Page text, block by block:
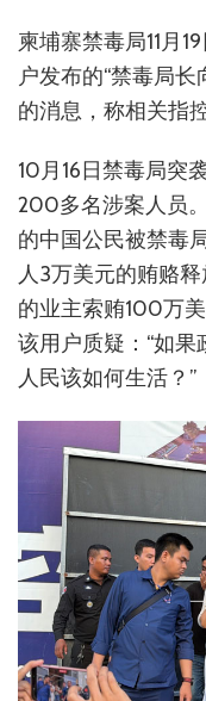
柬埔寨禁毒局11月
户发布的“禁毒局
的消息，称相关指
10月16日禁毒局突
200多名涉案人员
的中国公民被禁毒
人3万美元的贿赂
的业主索贿100万
该用户质疑：“如果
人民该如何生活？”